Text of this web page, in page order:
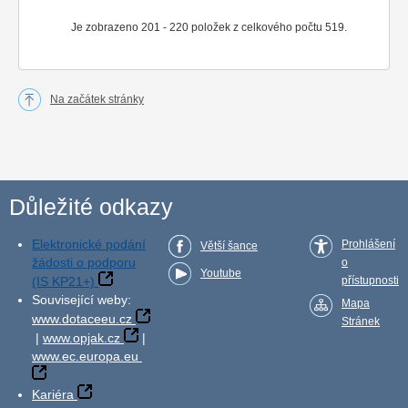
Je zobrazeno 201 - 220 položek z celkového počtu 519.
Na začátek stránky
Důležité odkazy
Elektronické podání
žádosti o podporu
(IS KP21+)
Související weby:
www.dotaceeu.cz
| www.opjak.cz
|
www.ec.europa.eu
Kariéra
Větší šance
Youtube
Prohlášení
o
přístupnosti
Mapa
Stránek